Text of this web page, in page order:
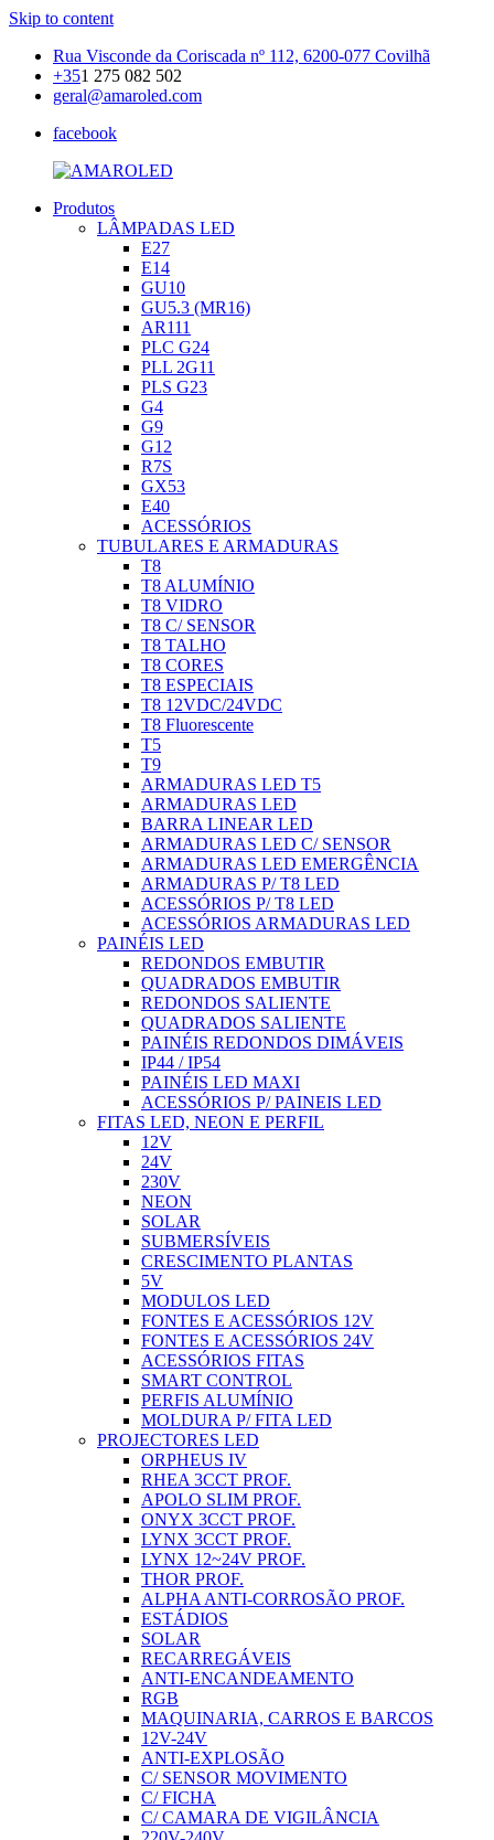
Skip to content
Rua Visconde da Coriscada nº 112, 6200-077 Covilhã
+351 275 082 502
geral@amaroled.com
facebook
AMAROLED
Iluminação
Produtos
LÂMPADAS LED
E27
E14
GU10
GU5.3 (MR16)
AR111
PLC G24
PLL 2G11
PLS G23
G4
G9
G12
R7S
GX53
E40
ACESSÓRIOS
TUBULARES E ARMADURAS
T8
T8 ALUMÍNIO
T8 VIDRO
T8 C/ SENSOR
T8 TALHO
T8 CORES
T8 ESPECIAIS
T8 12VDC/24VDC
T8 Fluorescente
T5
T9
ARMADURAS LED T5
ARMADURAS LED
BARRA LINEAR LED
ARMADURAS LED C/ SENSOR
ARMADURAS LED EMERGÊNCIA
ARMADURAS P/ T8 LED
ACESSÓRIOS P/ T8 LED
ACESSÓRIOS ARMADURAS LED
PAINÉIS LED
REDONDOS EMBUTIR
QUADRADOS EMBUTIR
REDONDOS SALIENTE
QUADRADOS SALIENTE
PAINÉIS REDONDOS DIMÁVEIS
IP44 / IP54
PAINÉIS LED MAXI
ACESSÓRIOS P/ PAINEIS LED
FITAS LED, NEON E PERFIL
12V
24V
230V
NEON
SOLAR
SUBMERSÍVEIS
CRESCIMENTO PLANTAS
5V
MODULOS LED
FONTES E ACESSÓRIOS 12V
FONTES E ACESSÓRIOS 24V
ACESSÓRIOS FITAS
SMART CONTROL
PERFIS ALUMÍNIO
MOLDURA P/ FITA LED
PROJECTORES LED
ORPHEUS IV
RHEA 3CCT PROF.
APOLO SLIM PROF.
ONYX 3CCT PROF.
LYNX 3CCT PROF.
LYNX 12~24V PROF.
THOR PROF.
ALPHA ANTI-CORROSÃO PROF.
ESTÁDIOS
SOLAR
RECARREGÁVEIS
ANTI-ENCANDEAMENTO
RGB
MAQUINARIA, CARROS E BARCOS
12V-24V
ANTI-EXPLOSÃO
C/ SENSOR MOVIMENTO
C/ FICHA
C/ CAMARA DE VIGILÂNCIA